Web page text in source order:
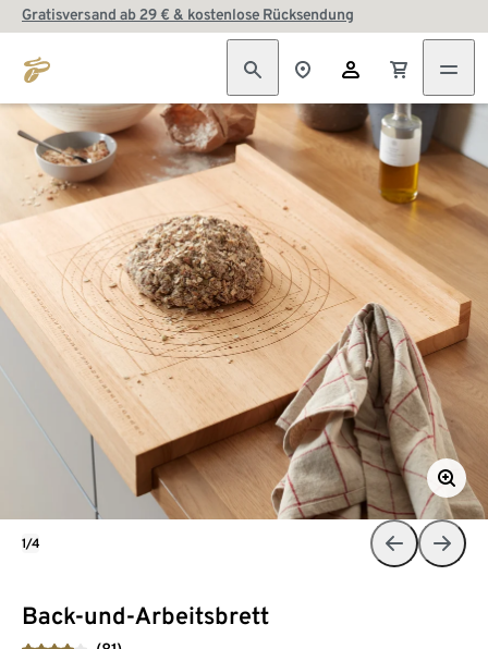
Gratisversand ab 29 € & kostenlose Rücksendung
Back-und-Arbeitsbrett
1/4